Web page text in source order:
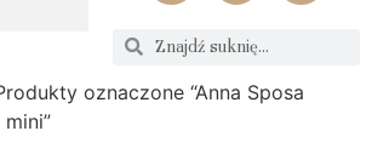
oznaczone “Anna Sposa